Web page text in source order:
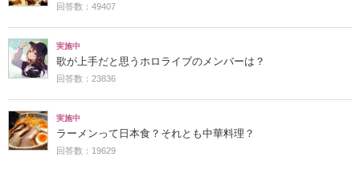
回答数：49407
実施中
歌が上手だと思うホロライブのメンバーは？
回答数：23836
実施中
ラーメンって日本食？それとも中華料理？
回答数：19629